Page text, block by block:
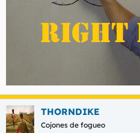
THORNDIKE
Cojones de fogueo